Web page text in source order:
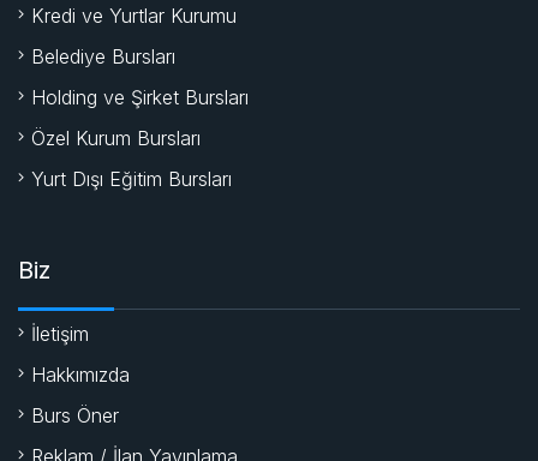
Kredi ve Yurtlar Kurumu
Belediye Bursları
Holding ve Şirket Bursları
Özel Kurum Bursları
Yurt Dışı Eğitim Bursları
Biz
İletişim
Hakkımızda
Burs Öner
Reklam / İlan Yayınlama